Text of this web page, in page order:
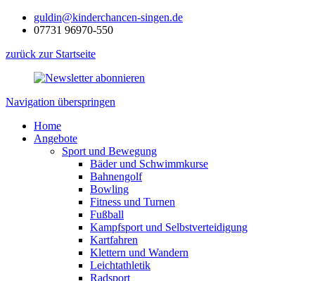
guldin@kinderchancen-singen.de
07731 96970-550
zurück zur Startseite
Navigation überspringen
Home
Angebote
Sport und Bewegung
Bäder und Schwimmkurse
Bahnengolf
Bowling
Fitness und Turnen
Fußball
Kampfsport und Selbstverteidigung
Kartfahren
Klettern und Wandern
Leichtathletik
Radsport